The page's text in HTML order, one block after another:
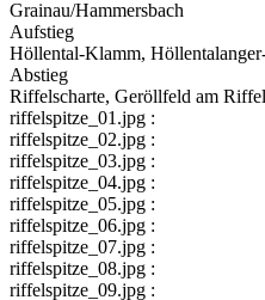
Grainau/Hammersbach
Aufstieg
Höllental-Klamm,
Abstieg
Riffelscharte, Geröllfeld am
riffelspitze_01.jpg :
riffelspitze_02.jpg :
riffelspitze_03.jpg :
riffelspitze_04.jpg :
riffelspitze_05.jpg :
riffelspitze_06.jpg :
riffelspitze_07.jpg :
riffelspitze_08.jpg :
riffelspitze_09.jpg :